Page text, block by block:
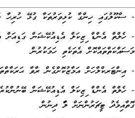
- ސްކޫލުގައި ހިންގާ ކުޅިވަރުތަކާ ގުޅޭ ހުރިހާ
- ހެލްތް އެންޑް ފިޒިކަލް އެޑިއުކޭޝަން
މަސައްކަތްތައްކޮށް އެތަކެތި ހަމަކުރުން
- އިންޓަރކްލާހަށް އަމާޒުކޮށްގެން ރާވާ
- ހެލްތް އެންޑް ފިޒިކަލް އެޑިއުކޭޝަން
ގޮތާއިމެދު ޓީޗަރުންނަށް ލަފާ ދިނުން